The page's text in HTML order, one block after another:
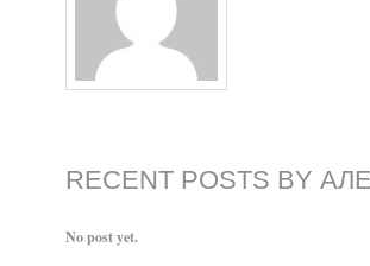
RECENT POSTS BY
No post yet.